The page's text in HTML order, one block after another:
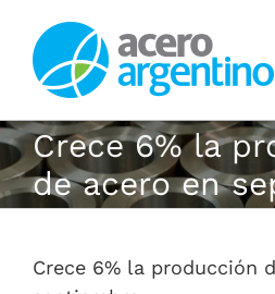
contenido
Crece 6% la
de acero en
Crece 6% la producción